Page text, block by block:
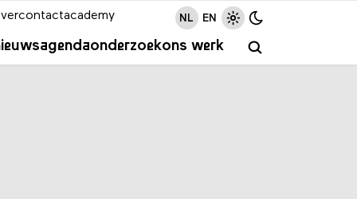
agendaonderzoekons werk
contactacademy NL EN